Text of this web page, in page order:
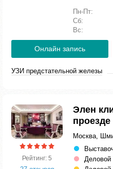
Пн-Пт:
Сб:
Вс:
Онлайн запись
УЗИ предстательной железы
Рейтинг: 5
Элен
проезде
Москва,
Деловой